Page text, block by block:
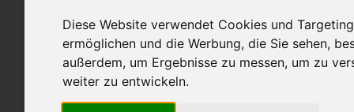
Diese Website verwendet Cookies und
ermöglichen und die Werbung, die Sie sehen,
außerdem, um Ergebnisse zu messen, um zu
weiter zu entwickeln.
Technologie der Werk- und
ESA wurde mit der Note 1
Mit Korrektur vom Fernlehrer.